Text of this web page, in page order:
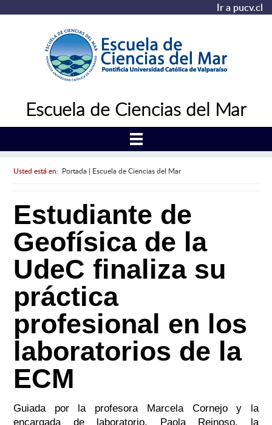
Ir a pucv.cl
Escuela de Ciencias del Mar
Usted está en: Portada| Escuela de Ciencias del Mar
Estudiante de
Geofísica de la
UdeC finaliza su
práctica
profesional en los
laboratorios de la
ECM
Guiada por la profesora Marcela Cornejo y la
encargada de laboratorio, Paola Reinoso, la